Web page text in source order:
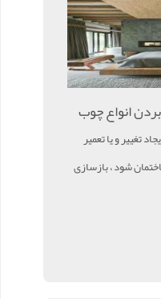
انواع چوب
تغییر و یا تعمیر
شود ، بازسازی